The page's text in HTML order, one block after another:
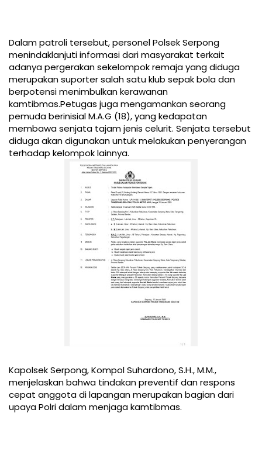
Dalam patroli tersebut, personel Polsek Serpong
menindaklanjuti informasi dari masyarakat terkait
adanya pergerakan sekelompok remaja yang diduga
merupakan suporter salah satu klub sepak bola dan
berpotensi menimbulkan kerawanan
kamtibmas.Petugas juga mengamankan seorang
pemuda berinisial M.A.G (18), yang kedapatan
membawa senjata tajam jenis celurit. Senjata tersebut
diduga akan digunakan untuk melakukan penyerangan
terhadap kelompok lainnya.
Kapolsek Serpong, Kompol Suhardono, S.H., M.M.,
menjelaskan bahwa tindakan preventif dan respons
cepat anggota di lapangan merupakan bagian dari
upaya Polri dalam menjaga kamtibmas.